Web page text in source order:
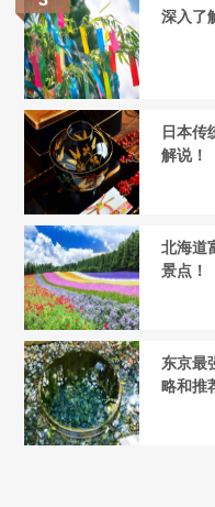
深入了
日本传
解说！
北海道
景点！
东京最
略和推